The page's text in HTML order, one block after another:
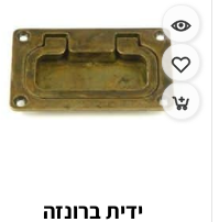
ידית ברונזה